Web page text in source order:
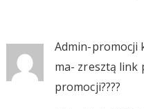
Admin-promocji
ma- zresztą link
promocji????